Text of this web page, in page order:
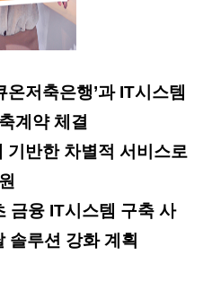
온저축은행’과 IT시스템
계약 체결
기반한 차별적 서비스로
금융 IT시스템 구축 사
솔루션 강화 계획